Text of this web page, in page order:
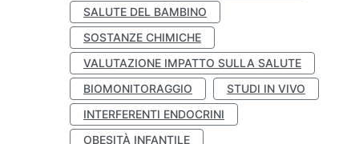
SALUTE DEL BAMBINO
SOSTANZE CHIMICHE
VALUTAZIONE IMPATTO SULLA SALUTE
BIOMONITORAGGIO
STUDI IN VIVO
INTERFERENTI ENDOCRINI
OBESITÀ INFANTILE